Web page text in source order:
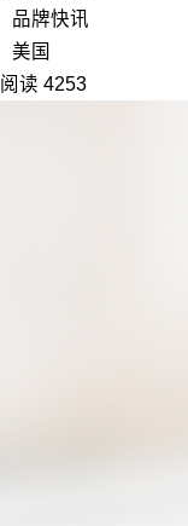
品牌快讯
美国
阅读 4253